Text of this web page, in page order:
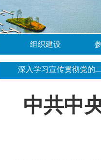
组织建设
深入学习宣传贯彻党的
中共中